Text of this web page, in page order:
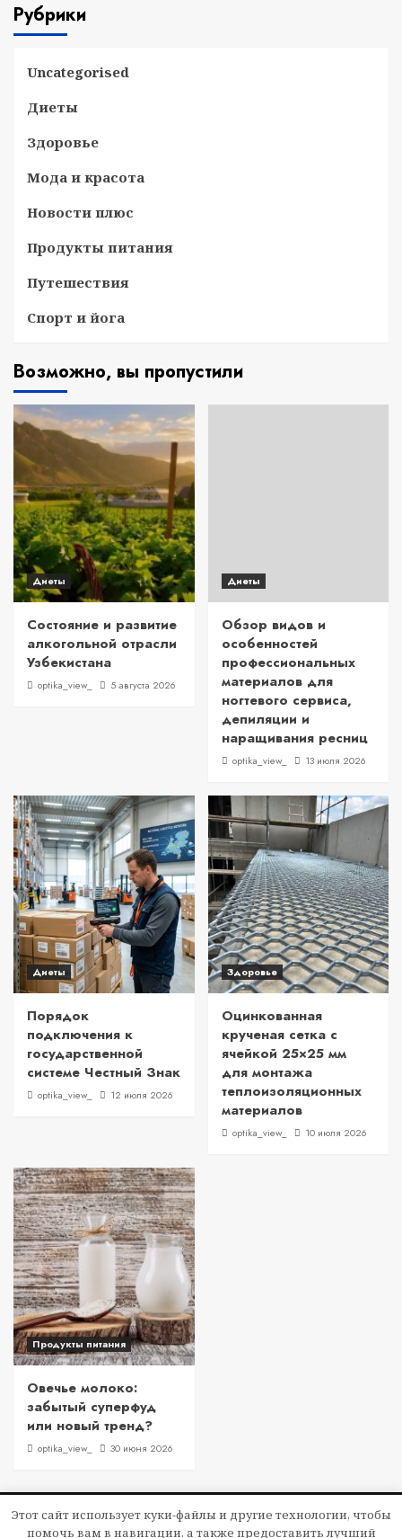
Рубрики
Uncategorised
Диеты
Здоровье
Мода и красота
Новости плюс
Продукты питания
Путешествия
Спорт и йога
Возможно, вы пропустили
Диеты
Состояние и развитие
алкогольной отрасли
Узбекистана
optika_view_ 5 августа 2026
Диеты
Обзор видов и
особенностей
профессиональных
материалов для
ногтевого сервиса,
депиляции и
наращивания ресниц
optika_view_ 13 июля 2026
Диеты
Порядок
подключения к
государственной
системе Честный Знак
optika_view_ 12 июля 2026
Здоровье
Оцинкованная
крученая сетка с
ячейкой 25×25 мм
для монтажа
теплоизоляционных
материалов
optika_view_ 10 июля 2026
Продукты питания
Овечье молоко:
забытый суперфуд
или новый тренд?
optika_view_ 30 июня 2026
Copyright © Все права защищены.|CoverNews
Этот сайт использует куки-файлы и другие технологии, чтобы
помочь вам в навигации, а также предоставить лучший